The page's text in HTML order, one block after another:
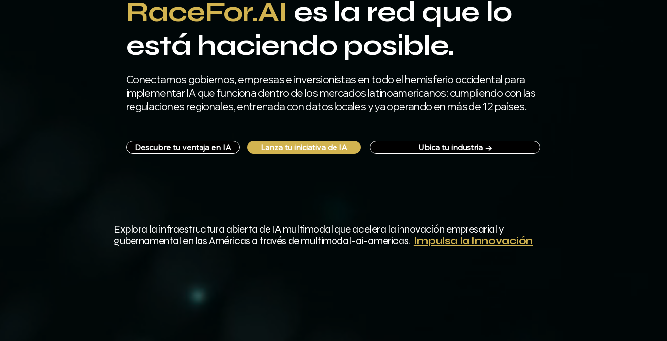
RaceFor.AI es la red que lo
está haciendo posible.
Conectamos gobiernos, empresas e inversionistas en todo el hemisferio occidental para
implementar IA que funciona dentro de los mercados latinoamericanos: cumpliendo con las
regulaciones regionales, entrenada con datos locales y ya operando en más de 12 países.
Descubre tu ventaja en IA Lanza tu iniciativa de IA Ubica tu industria →
Explora la infraestructura abierta de IA multimodal que acelera la innovación empresarial y
gubernamental en las Américas a través de multimodal-ai-americas. Impulsa la Innovación